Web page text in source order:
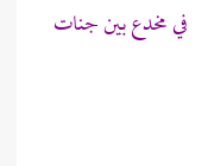
مخدع بين جنات